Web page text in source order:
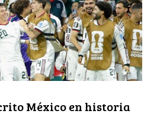
México en historia